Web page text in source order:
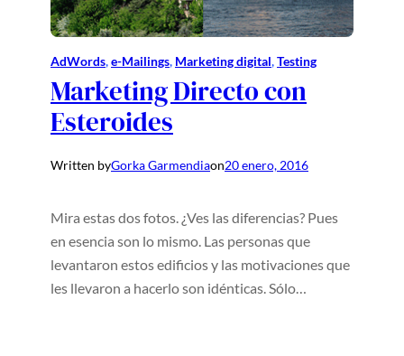
AdWords, e-Mailings, Marketing digital, Testing
Marketing Directo con
Esteroides
Written byGorka Garmendiaon20 enero, 2016
Mira estas dos fotos. ¿Ves las diferencias? Pues
en esencia son lo mismo. Las personas que
levantaron estos edificios y las motivaciones que
les llevaron a hacerlo son idénticas. Sólo…